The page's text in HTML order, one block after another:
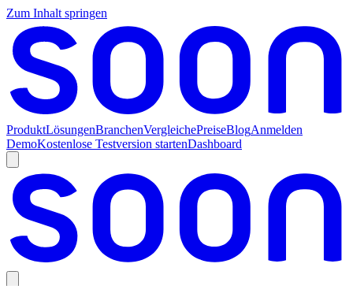
Zum Inhalt springen
ProduktLösungenBranchenVergleichePreiseBlogAnmelden
DemoKostenlose Testversion startenDashboard